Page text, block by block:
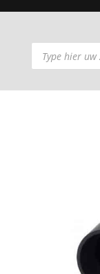
Producten
zoeken